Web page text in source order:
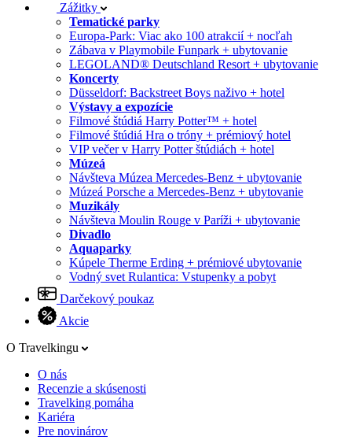
Zážitky
Tematické parky
Europa-Park: Viac ako 100 atrakcií + nocľah
Zábava v Playmobile Funpark + ubytovanie
LEGOLAND® Deutschland Resort + ubytovanie
Koncerty
Düsseldorf: Backstreet Boys naživo + hotel
Výstavy a expozície
Filmové štúdiá Harry Potter™ + hotel
Filmové štúdiá Hra o tróny + prémiový hotel
VIP večer v Harry Potter štúdiách + hotel
Múzeá
Návšteva Múzea Mercedes-Benz + ubytovanie
Múzeá Porsche a Mercedes-Benz + ubytovanie
Muzikály
Návšteva Moulin Rouge v Paríži + ubytovanie
Divadlo
Aquaparky
Kúpele Therme Erding + prémiové ubytovanie
Vodný svet Rulantica: Vstupenky a pobyt
Darčekový poukaz
Akcie
O Travelkingu
O nás
Recenzie a skúsenosti
Travelking pomáha
Kariéra
Pre novinárov